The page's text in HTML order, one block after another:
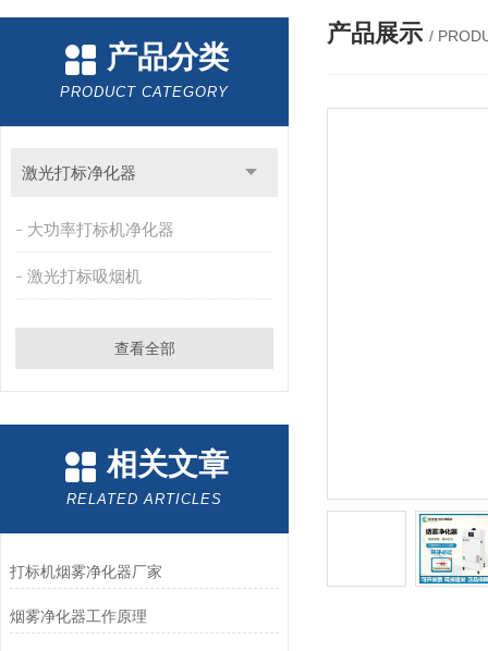
产品分类
PRODUCT CATEGORY
激光打标净化器
大功率打标机净化器
激光打标吸烟机
查看全部
相关文章
RELATED ARTICLES
打标机烟雾净化器厂家
烟雾净化器工作原理
产品展示 /